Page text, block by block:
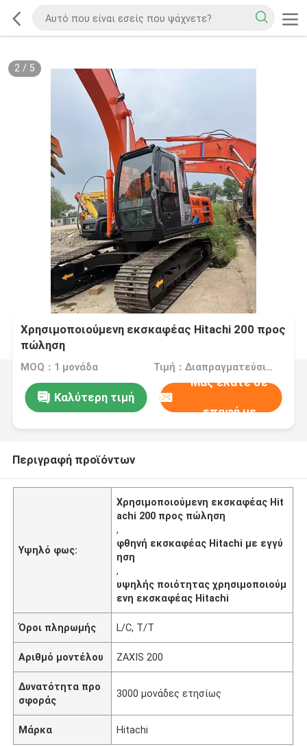
2/ 5
Χρησιμοποιούμενη εκσκαφέας Hitachi 200 προς
πώληση
MOQ：1 μονάδα Τιμή：Διαπραγματεύσιμος
Καλύτερη τιμή
Μας ελάτε σε
επαφή με
Περιγραφή προϊόντων
Υψηλό φως:
Χρησιμοποιούμενη εκσκαφέας Hit
achi 200 προς πώληση
,
φθηνή εκσκαφέας Hitachi με εγγύ
ηση
,
υψηλής ποιότητας χρησιμοποιούμ
ενη εκσκαφέας Hitachi
Όροι πληρωμής L/C, T/T
Αριθμό μοντέλου ZAXIS 200
Δυνατότητα προ
σφοράς
3000 μονάδες ετησίως
Μάρκα Hitachi